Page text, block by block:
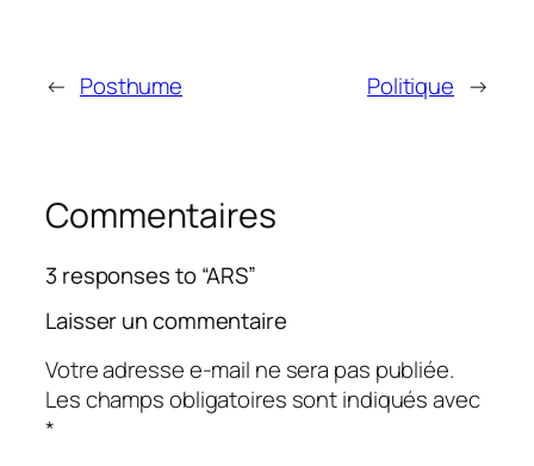
← Posthume Politique →
Commentaires
3 responses to “ARS”
Laisser un commentaire
Votre adresse e-mail ne sera pas publiée.
Les champs obligatoires sont indiqués avec
*